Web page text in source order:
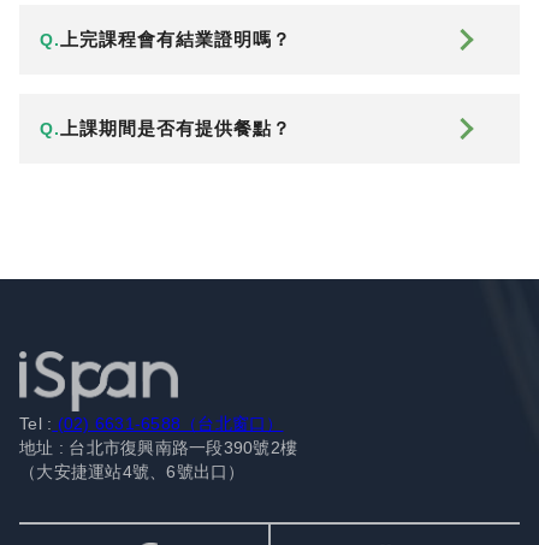
Q. 上完課程會有結業證明嗎？
Q. 上課期間是否有提供餐點？
Tel : (02) 6631-6588（台北窗口）
地址 : 台北市復興南路一段390號2樓
（大安捷運站4號、6號出口）